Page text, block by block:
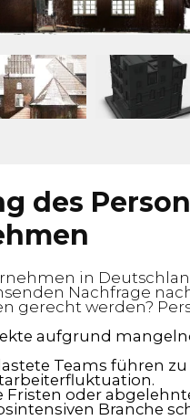
des
in
Nachfrage
gerecht werden?
aufgrund
Teams führen
Fristen oder
Branche